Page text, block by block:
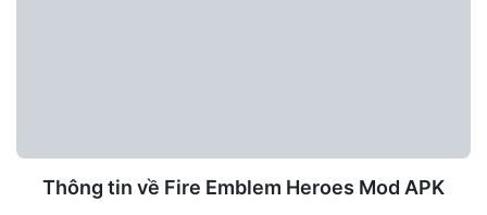
Thông tin về Fire Emblem Heroes Mod APK